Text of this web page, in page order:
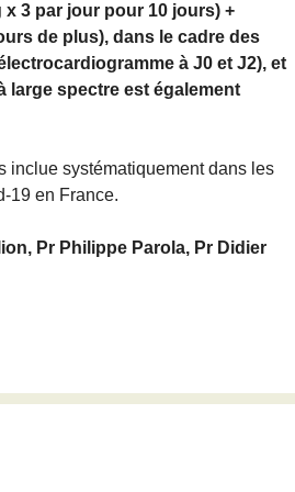
3 par jour pour 10 jours) +
de plus), dans le cadre des
à J0 et J2), et
large spectre est également
inclue systématiquement dans les
19 en France.
Pr Philippe Parola, Pr Didier